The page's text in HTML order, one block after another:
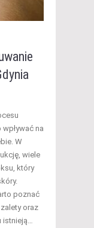
na
W
wiele
który
poznać
oraz